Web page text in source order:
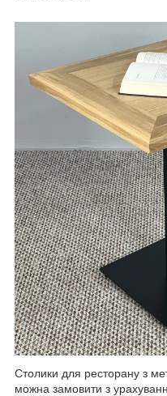
Столики для ресторану з
можна замовити з